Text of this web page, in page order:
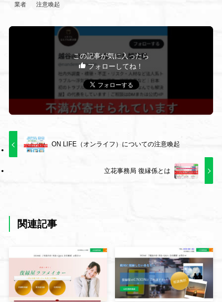
業者
注意喚起
この記事が気に入ったら
フォローしてね！
ON LIFE（オンライフ）についての注意喚起
立花事務局 復縁係とは
関連記事